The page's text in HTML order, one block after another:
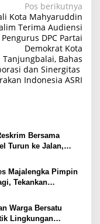
Pos berikutnya
Kota Mahyaruddin
Terima Audiensi
Pengurus DPC Partai
Demokrat Kota
Tanjungbalai, Bahas
dan Sinergitas
Indonesia ASRI
Bersama
Turun ke Jalan,
Masyarakat
Majalengka Pimpin
Tekankan
Humanis kepada
Warga Bersatu
Lingkungan